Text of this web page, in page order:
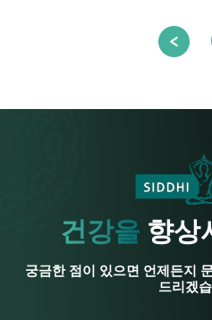
건강을 향상
궁금한 점이 있으면 언제든지
드리겠